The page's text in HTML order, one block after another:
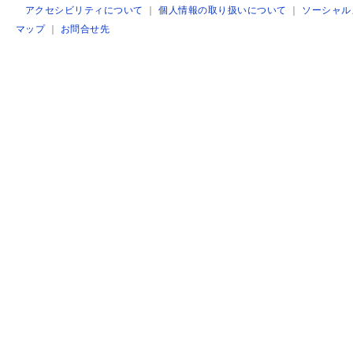
アクセシビリティについて ｜個人情報の取り扱いについて ｜ ソーシャ
マップ｜ お問合せ先